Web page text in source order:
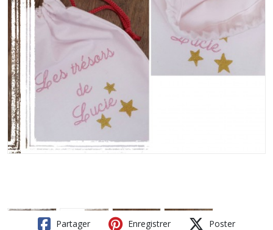
Partager Enregistrer Poster